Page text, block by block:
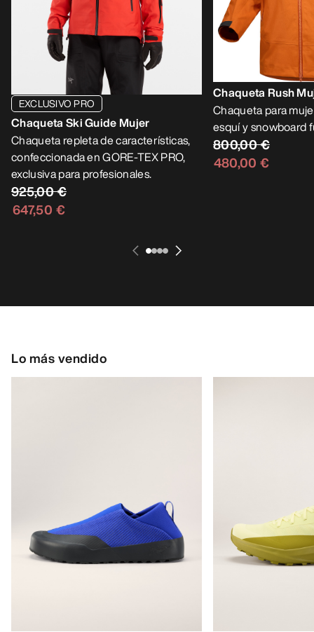
EXCLUSIVO PRO
Chaqueta Ski Guide Mujer
Chaqueta repleta de características,
confeccionada en GORE-TEX PRO,
exclusiva para profesionales.
925,00 €
647,50 €
Chaqueta Rush
Chaqueta para
esquí y snowboard
800,00 €
480,00 €
Lo más vendido